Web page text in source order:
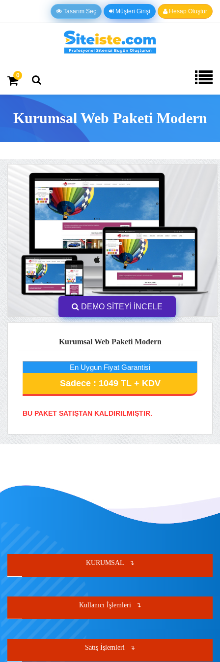
Tasarım Seç Müşteri Girişi Hesap Oluştur
0
Kurumsal Web Paketi Modern
DEMO SİTEYİ İNCELE
Kurumsal Web Paketi Modern
En Uygun Fiyat Garantisi
Sadece : 1049 TL + KDV
BU PAKET SATIŞTAN KALDIRILMIŞTIR.
KURUMSAL
Kullanıcı İşlemleri
Satış İşlemleri